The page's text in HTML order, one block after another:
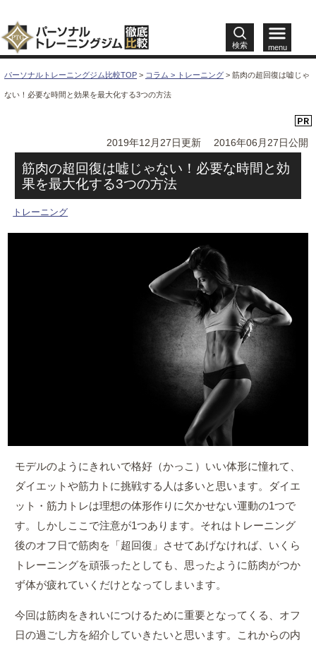
検索 menu
パーソナルトレーニングジム比較TOP > コラム > トレーニング > 筋肉の超回復は嘘じゃ
ない！必要な時間と効果を最大化する3つの方法
2019年12月27日更新 2016年06月27日公開
筋肉の超回復は嘘じゃない！必要な時間と効
果を最大化する3つの方法
トレーニング
モデルのようにきれいで格好（かっこ）いい体形に憧れて、
ダイエットや筋力トに挑戦する人は多いと思います。ダイエ
ット・筋力トレは理想の体形作りに欠かせない運動の1つで
す。しかしここで注意が1つあります。それはトレーニング
後のオフ日で筋肉を「超回復」させてあげなければ、いくら
トレーニングを頑張ったとしても、思ったように筋肉がつか
ず体が疲れていくだけとなってしまいます。
今回は筋肉をきれいにつけるために重要となってくる、オフ
日の過ごし方を紹介していきたいと思います。これからの内